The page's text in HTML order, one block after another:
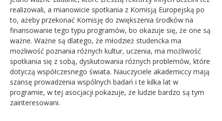
realizowali, a mianowicie spotkania z Komisją Europejską po
to, ażeby przekonać Komisję do zwiększenia środków na
finansowanie tego typu programów, bo okazuje się, że one są
ważne. Ważne są dlatego, że młodzież studencka ma
możliwość poznania różnych kultur, uczenia, ma możliwość
spotkania się z sobą, dyskutowania różnych problemów, które
dotyczą współczesnego świata. Nauczyciele akademiccy mają
szansę prowadzenia wspólnych badań i te kilka lat w
programie, w tej asocjacji pokazuje, że ludzie bardzo są tym
zainteresowani.